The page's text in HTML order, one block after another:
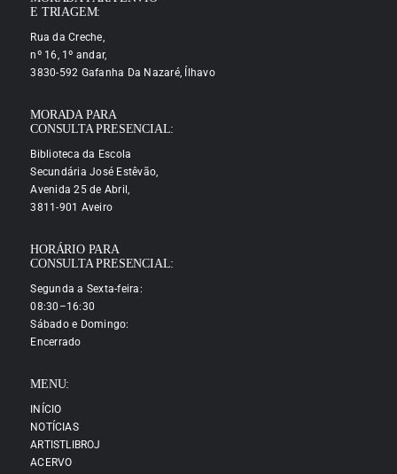
E TRIAGEM:
Rua da Creche,
nº 16, 1º andar,
3830-592 Gafanha Da Nazaré, Ílhavo
MORADA PARA
CONSULTA PRESENCIAL:
Biblioteca da Escola
Secundária José Estêvão,
Avenida 25 de Abril,
3811-901 Aveiro
HORÁRIO PARA
CONSULTA PRESENCIAL:
Segunda a Sexta-feira:
08:30–16:30
Sábado e Domingo:
Encerrado
MENU:
INÍCIO
NOTÍCIAS
ARTISTLIBROJ
ACERVO